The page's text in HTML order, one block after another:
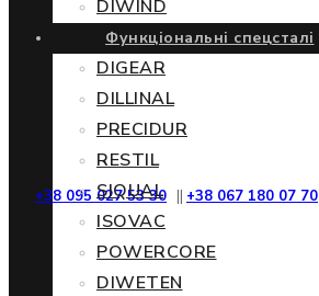
+38 095 027 53 30 || +38 067 180 07 70
DIWIND
Функціональні спецсталі
DIGEAR
DILLINAL
PRECIDUR
RESTIL
SIQUAL
ISOVAC
POWERCORE
DIWETEN